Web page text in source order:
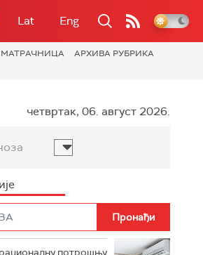
Lat Eng
АРХИВА РУБРИКА
четвртак, 06. август 2026.
потрошњу